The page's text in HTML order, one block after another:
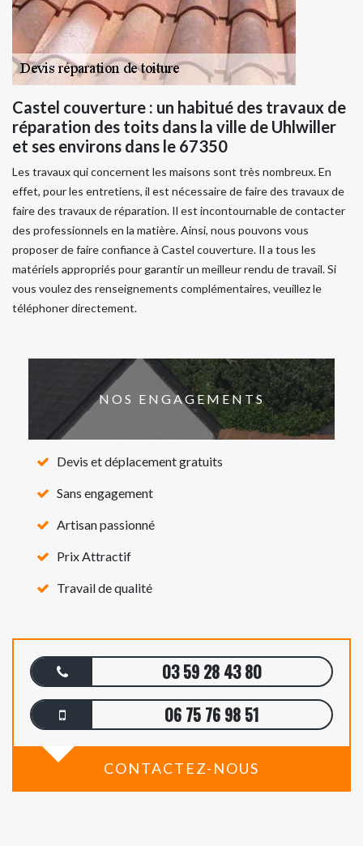
Castel couverture : un habitué des travaux de
réparation des toits dans la ville de Uhlwiller
et ses environs dans le 67350
Les travaux qui concernent les maisons sont très nombreux. En
effet, pour les entretiens, il est nécessaire de faire des travaux de
faire des travaux de réparation. Il est incontournable de contacter
des professionnels en la matière. Ainsi, nous pouvons vous
proposer de faire confiance à Castel couverture. Il a tous les
matériels appropriés pour garantir un meilleur rendu de travail. Si
vous voulez des renseignements complémentaires, veuillez le
téléphoner directement.
NOS ENGAGEMENTS
Devis et déplacement gratuits
Sans engagement
Artisan passionné
Prix Attractif
Travail de qualité
03 59 28 43 80
06 75 76 98 51
CONTACTEZ-NOUS